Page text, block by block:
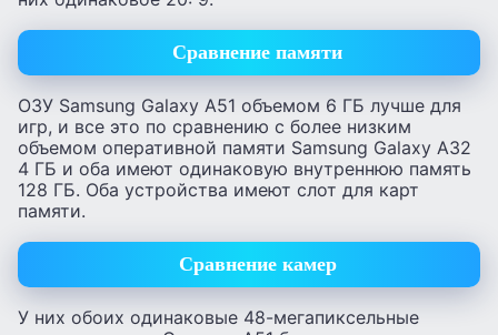
Сравнение памяти
ОЗУ Samsung Galaxy A51 объемом 6 ГБ лучше для
игр, и все это по сравнению с более низким
объемом оперативной памяти Samsung Galaxy A32
4 ГБ и оба имеют одинаковую внутреннюю память
128 ГБ. Оба устройства имеют слот для карт
памяти.
Сравнение камер
У них обоих одинаковые 48-мегапиксельные